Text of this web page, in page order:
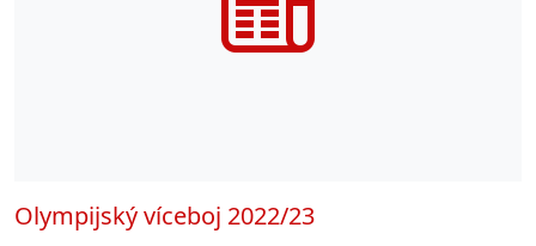
Olympijský víceboj 2022/23